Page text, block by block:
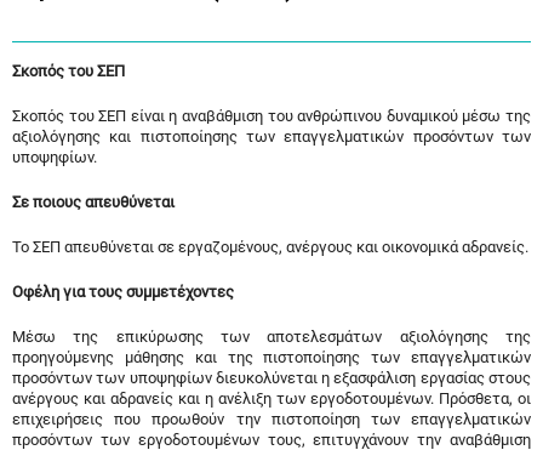
Σκοπός του ΣΕΠ
Σκοπός του ΣΕΠ είναι η αναβάθμιση του ανθρώπινου δυναμικού μέσω της
αξιολόγησης και πιστοποίησης των επαγγελματικών προσόντων των
υποψηφίων.
Σε ποιους απευθύνεται
Το ΣΕΠ απευθύνεται σε εργαζομένους, ανέργους και οικονομικά αδρανείς.
Οφέλη για τους συμμετέχοντες
Μέσω της επικύρωσης των αποτελεσμάτων αξιολόγησης της
προηγούμενης μάθησης και της πιστοποίησης των επαγγελματικών
προσόντων των υποψηφίων διευκολύνεται η εξασφάλιση εργασίας στους
ανέργους και αδρανείς και η ανέλιξη των εργοδοτουμένων. Πρόσθετα, οι
επιχειρήσεις που προωθούν την πιστοποίηση των επαγγελματικών
προσόντων των εργοδοτουμένων τους, επιτυγχάνουν την αναβάθμιση